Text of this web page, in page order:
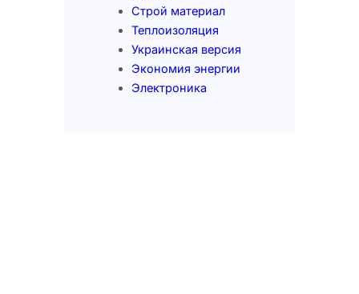
Строй материал
Теплоизоляция
Украинская версия
Экономия энергии
Электроника